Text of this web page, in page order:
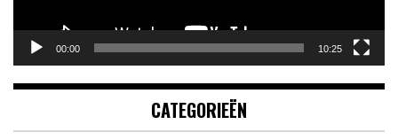
00:00 10:25
CATEGORIEËN